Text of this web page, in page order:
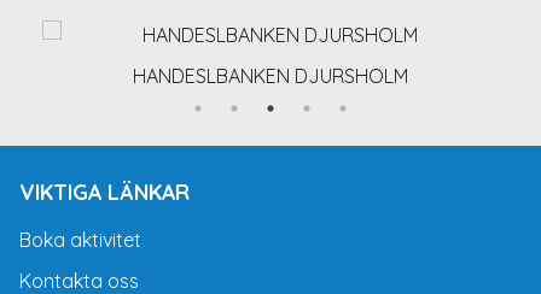
HANDESLBANKEN DJURSHOLM
VIKTIGA LÄNKAR
Boka aktivitet
Kontakta oss